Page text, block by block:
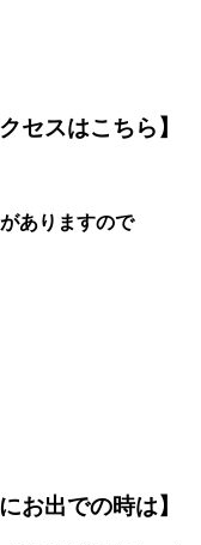
セスはこちら】
ありますので
お出での時は】